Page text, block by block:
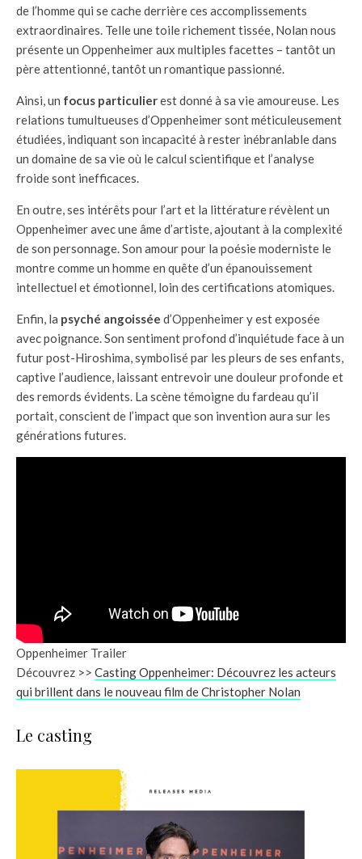
de l’homme qui se cache derrière ces accomplissements
extraordinaires. Telle une toile richement tissée, Nolan nous
présente un Oppenheimer aux multiples facettes – tantôt un
père attentionné, tantôt un romantique passionné.
Ainsi, un focus particulierest donné à sa vie amoureuse. Les
relations tumultueuses d’Oppenheimer sont méticuleusement
étudiées, indiquant son incapacité à rester inébranlable dans
un domaine de sa vie où le calcul scientifique et l’analyse
froide sont inefficaces.
En outre, ses intérêts pour l’art et la littérature révèlent un
Oppenheimer avec une âme d’artiste, ajoutant à la complexité
de son personnage. Son amour pour la poésie moderniste le
montre comme un homme en quête d’un épanouissement
intellectuel et émotionnel, loin des certifications atomiques.
Enfin, la psyché angoissée d’Oppenheimer y est exposée
avec poignance. Son sentiment profond d’inquiétude face à un
futur post-Hiroshima, symbolisé par les pleurs de ses enfants,
captive l’audience, laissant entrevoir une douleur profonde et
des remords évidents. La scène témoigne du fardeau qu’il
portait, conscient de l’impact que son invention aura sur les
générations futures.
Oppenheimer Trailer
Découvrez >> Casting Oppenheimer: Découvrez les acteurs
qui brillent dans le nouveau film de Christopher Nolan
Le casting